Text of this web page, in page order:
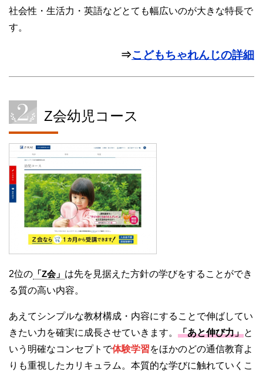
社会性・生活力・英語などとても幅広いのが大きな特長で
す。
⇒こどもちゃれんじの詳細
Z会幼児コース
2位の 「Z会」 は先を見据えた方針の学びをすることができ
る質の高い内容。
あえてシンプルな教材構成・内容にすることで伸ばしてい
きたい力を確実に成長させていきます。 「あと伸び力」と
いう明確なコンセプトで体験学習をほかのどの通信教育よ
りも重視したカリキュラム。本質的な学びに触れていくこ